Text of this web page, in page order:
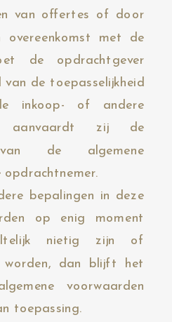
van offertes of door
overeenkomst met de
de opdrachtgever
de toepasselijkheid
inkoop- of andere
aanvaardt zij de
van de algemene
opdrachtnemer.
bepalingen in deze
op enig moment
nietig zijn of
worden, dan blijft het
voorwaarden
toepassing.